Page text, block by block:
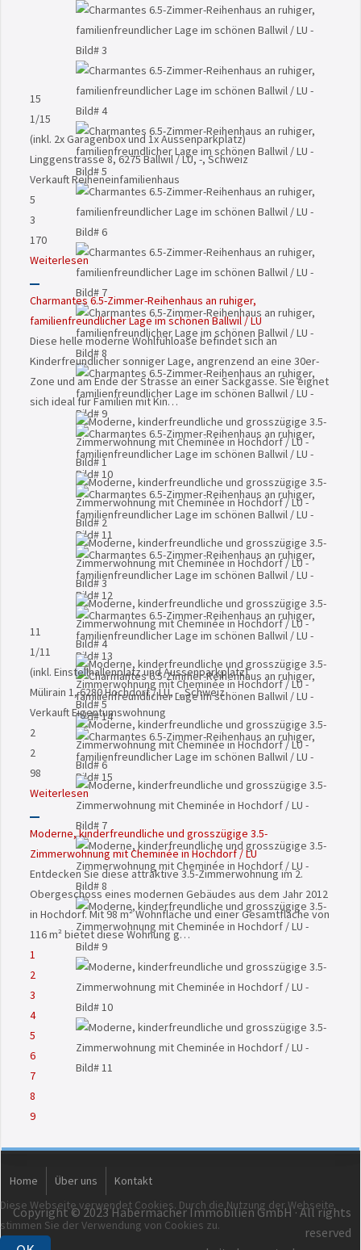
15
1/15
(inkl. 2x Garagenbox und 1x Aussenparkplatz)
Linggenstrasse 8, 6275 Ballwil / LU, -, Schweiz
VerkauftReiheneinfamilienhaus
5
3
170
Weiterlesen
Charmantes 6.5-Zimmer-Reihenhaus an ruhiger,
familienfreundlicher Lage im schönen Ballwil / LU
Diese helle moderne Wohlfühloase befindet sich an
Kinderfreundlicher sonniger Lage, angrenzend an eine 30er-
Zone und am Ende der Strasse an einer Sackgasse. Sie eignet
sich ideal für Familien mit Kin…
11
1/11
(inkl. Einstellhallenplatz und Aussenparkplatz)
Mülirain 1, 6280 Hochdorf / LU, -, Schweiz
VerkauftEigentumswohnung
2
2
98
Weiterlesen
Moderne, kinderfreundliche und grosszügige 3.5-
Zimmerwohnung mit Cheminée in Hochdorf / LU
Entdecken Sie diese attraktive 3.5-Zimmerwohnung im 2.
Obergeschoss eines modernen Gebäudes aus dem Jahr 2012
in Hochdorf. Mit 98 m² Wohnfläche und einer Gesamtfläche von
116 m² bietet diese Wohnung g…
1
2
3
4
5
6
7
8
9
Home Über uns Kontakt
Copyright © 2023 Habermacher Immobilien GmbH · All rights
reserved
Diese Webseite verwendet Cookies. Durch die Nutzung der Webseite
stimmen Sie der Verwendung von Cookies zu.